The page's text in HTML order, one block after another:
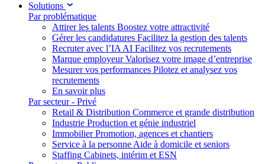
Solutions
Par problématique
Attirer les talents Boostez votre attractivité
Gérer les candidatures Facilitez la gestion des talents
Recruter avec l’IA AI Facilitez vos recrutements
Marque employeur Valorisez votre image d’entreprise
Mesurer vos performances Pilotez et analysez vos
recrutements
En savoir plus
Par secteur - Privé
Retail & Distribution Commerce et grande distribution
Industrie Production et génie industriel
Immobilier Promotion, agences et chantiers
Service à la personne Aide à domicile et seniors
Staffing Cabinets, intérim et ESN